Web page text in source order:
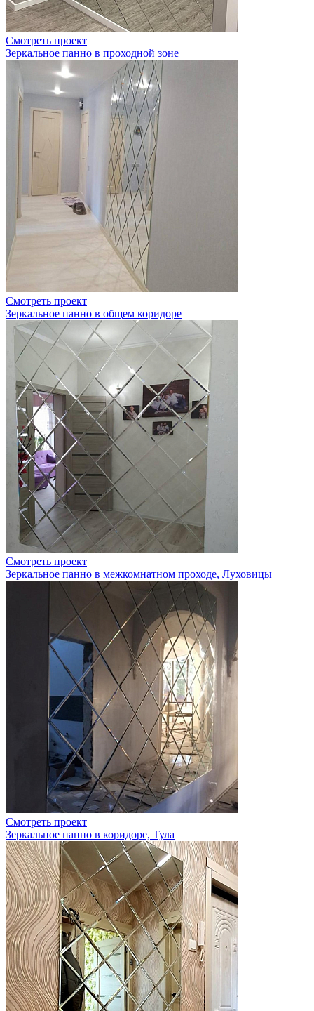
Смотреть проект
Зеркальное панно в проходной зоне
Смотреть проект
Зеркальное панно в общем коридоре
Смотреть проект
Зеркальное панно в межкомнатном проходе, Луховицы
Смотреть проект
Зеркальное панно в коридоре, Тула